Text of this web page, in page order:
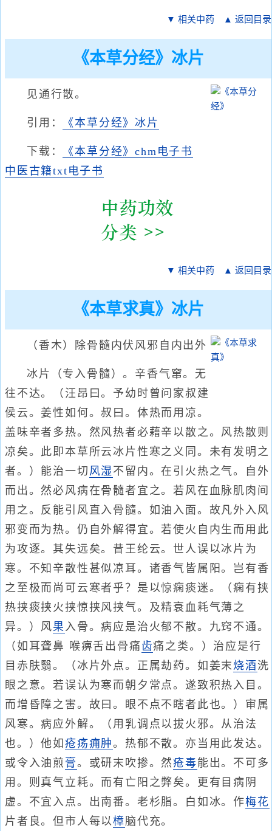
▼ 相关中药 ▲ 返回目录
《本草分经》冰片
见通行散。
引用： 《本草分经》冰片
下载：
《本草分经》chm电子书
中医古籍txt电子书
▼ 相关中药 ▲ 返回目录
《本草求真》冰片
（香木）除骨髓内伏风邪自内出外
冰片（专入骨髓）。辛香气窜。无
往不达。（汪昂曰。予幼时曾问家叔建
侯云。姜性如何。叔曰。体热而用凉。
盖味辛者多热。然风热者必藉辛以散之。风热散则
凉矣。此即本草所云冰片性寒之义同。未有发明之
者。）能治一切 风湿 不留内。在引火热之气。自外
而出。然必风病在骨髓者宜之。若风在血脉肌肉间
用之。反能引风直入骨髓。如油入面。故凡外入风
邪变而为热。仍自外解得宜。若使火自内生而用此
为攻逐。其失远矣。昔王纶云。世人误以冰片为
寒。不知辛散性甚似凉耳。诸香气皆属阳。岂有香
之至极而尚可云寒者乎？是以惊痫痰迷。（痫有挟
热挟痰挟火挟惊挟风挟气。及精衰血耗气薄之
异。）风果 入骨。病应是治火郁不散。九窍不通。
（如耳聋鼻 喉痹舌出骨痛 齿痛之类。）治应是行
目赤肤翳。（冰片外点。正属劫药。如姜末烧酒 洗
眼之意。若误认为寒而朝夕常点。遂致积热入目。
而增昏障之害。故曰。眼不点不瞎者此也。）审属
风寒。病应外解。（用乳调点以拔火邪。从治法
也。）他如 疮疡痈肿。热郁不散。亦当用此发达。
或令入油煎 膏。或研末吹掺。然疮毒能出。不可多
用。则真气立耗。而有亡阳之弊矣。更有目病阴
虚。不宜入点。出南番。老杉脂。白如冰。作梅花
片者良。但市人每以樟脑代充。